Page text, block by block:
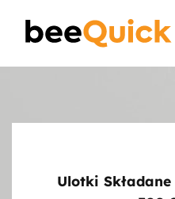
content
Banery
Ulotki